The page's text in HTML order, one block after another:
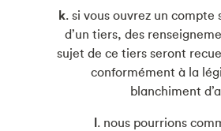
k. si vous ouvrez un
d’un tiers, des
sujet de ce tiers seront
conformément à la
blanchiment
l. nous pourrions